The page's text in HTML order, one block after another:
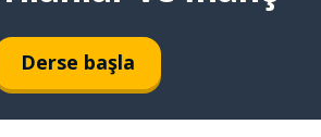
Derse başla